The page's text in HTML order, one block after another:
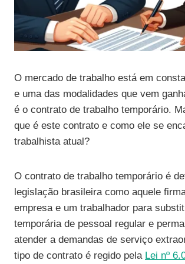
O mercado de trabalho está em
e uma das modalidades que vem
é o contrato de trabalho temporário.
que é este contrato e como ele se
trabalhista atual?
O contrato de trabalho temporário é
legislação brasileira como aquele
empresa e um trabalhador para
temporária de pessoal regular e
atender a demandas de serviço
tipo de contrato é regido pela Lei nº